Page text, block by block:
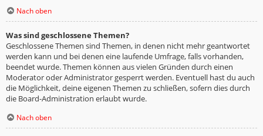
Nach oben
Was sind geschlossene Themen?
Geschlossene Themen sind Themen, in denen nicht mehr geantwortet
werden kann und bei denen eine laufende Umfrage, falls vorhanden,
beendet wurde. Themen können aus vielen Gründen durch einen
Moderator oder Administrator gesperrt werden. Eventuell hast du auch
die Möglichkeit, deine eigenen Themen zu schließen, sofern dies durch
die Board-Administration erlaubt wurde.
Nach oben